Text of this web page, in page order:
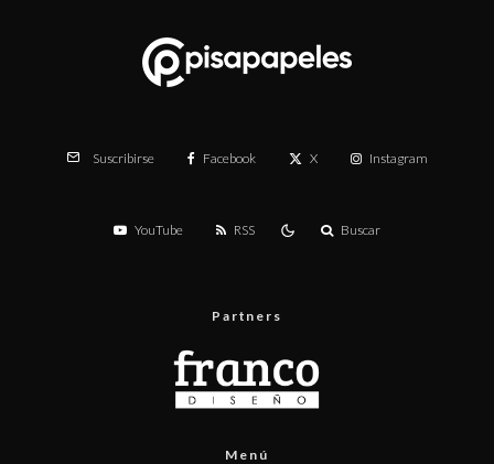
Suscribirse Facebook X Instagram
YouTube RSS Buscar
Partners
Menú